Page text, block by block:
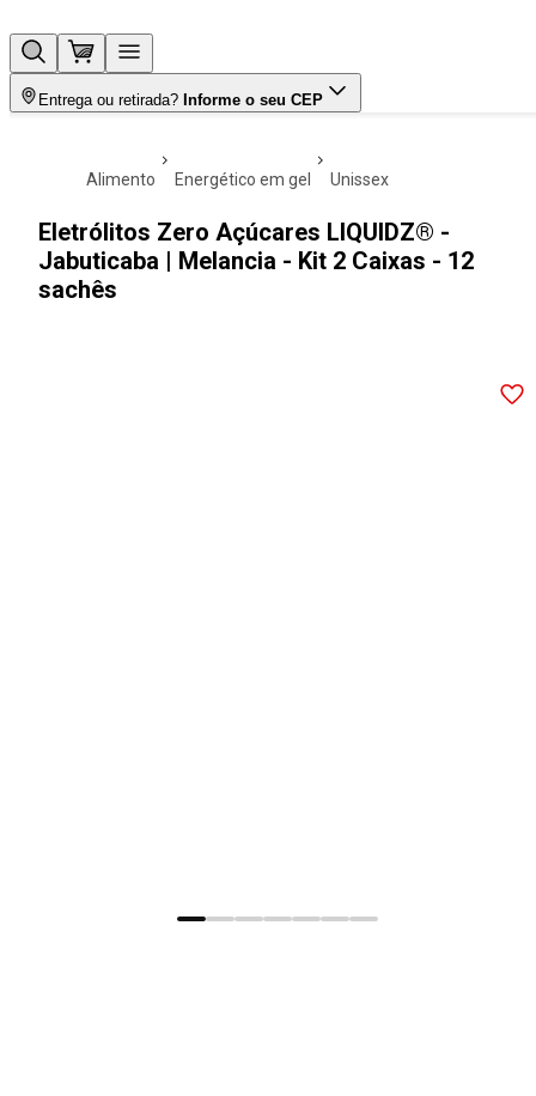
Entrega ou retirada? Informe o seu CEP
alimento energético em gel unissex
Eletrólitos Zero Açúcares LIQUIDZ® -
Jabuticaba | Melancia - Kit 2 Caixas - 12
sachês